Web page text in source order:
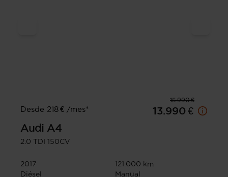
15.990 €
Desde 218 € /mes*
13.990 €
Audi A4
2.0 TDI 150CV
2017
121.000 km
Diésel
Manual